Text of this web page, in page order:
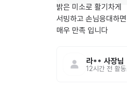
밝은 미소로 활기차게
서빙하고 손님응대하면
매우 만족 입니다
라** 사장님
12시간 전 활동